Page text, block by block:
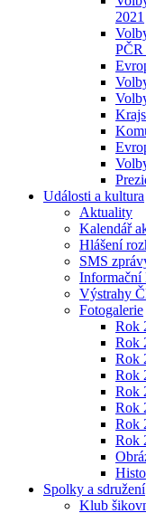
2021
PČR
Události a kultura
Aktuality
Kalendář
Hlášení
SMS
Informační
Výstrahy
Fotogalerie
Rok
Rok
Rok
Rok
Rok
Rok
Rok
Rok
Spolky a sdružení
Klub